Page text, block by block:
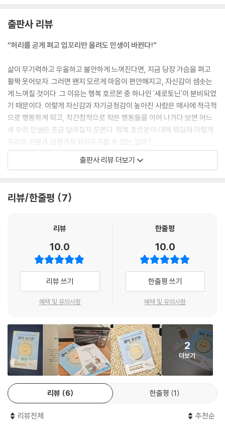
엔도르핀과 다른 행복 호르몬의 관계
Chapter 6
행복감에 영향을 주는
성·스트레스·수면 호르몬
우리 몸에서 다양한 기능을 조절하는 수많은 호르몬
대표적인 여성 호르몬, 에스트로겐
남성 호르몬이자 건강 호르몬, 테스토스테론
스트레스와 DHEA 호르몬
대표적인 항 스트레스 호르몬, 코르티솔
신체를 재정비해주는 성장 호르몬
Chapter 7
누구나 따라 할 수 있고 바로 행복감을 느낄 수 있는
PART 1. 행복감을 높이는 일상생활의 힌트
운동하는 습관이 행복감을 만든다
행복의 기술_ 운동 목표를 설정하라 / 중장년층에게는 가벼운 운동을 추
천! / 마음챙김으로 마음의 방황에서 벗어나자
행복의 기술_ 셀프 마사지(버터플라이 허그, 수딩 터치, 셀프 태핑, 포어헤
드 태핑)
구강 건강과 행복감
행복의 기술_ 행복감을 높이는 이 닦기
PART 2. 행복감이 높아지는 삶의 자세
당신에게 일은 스트레스인가요?
감사의 마음은 사람을 움직인다
기분이 온화해진다. 기운이 충만해진다. 낙관적인 마음을 갖게 된다. 사람
들과의 유대감이 깊어진다. 집중력이 높아진다. 의욕이 생겨난다. 리더십
--- p.20
여행은 도파민을 샘솟게 하는 최고의 수단입니다. 특히 가고 싶은 목적지
를 직접 정하고 그곳에 가기 위해 자유롭게 계획을 짜는 자유여행을 추천
합니다.
어디로 떠나야 할지 모르겠다면, 일단은 자신이 좋아하는 일을 경험할 수
있는 행사가 열리는 곳이나 좋아하는 음식을 먹을 수 있는 곳 등을 목적지
로 삼아봅시다. 그리고 열차, 비행기 또는 배를 타보는 등 그곳에 가는 과정
단, 도파민은 처음에 목표를 달성했을 때 최대한으로 분비된다는 점을 기
립니다. 그러니 ‘처음’을 한껏 즐기세요.
특히 라벤더 오일의 옥시토신 분비 촉진 효과가 크다는 것은 과학적으로도
입증되었습니다. 라벤더 향이 옥시토신과 상호작용하여 나타나는 여러 긍
정적인 효과에 대한 연구 결과들이 계속해서 발표되고 있습니다.
예를 들어 라벤더 향기를 20분 동안 맡게 하면 우울감이나 불안감이 현저
하게 저하된다고 합니다. 이 또한 옥시토신 분비가 촉진된 효과로 보입니
다. 앞서 언급한 것처럼 옥시토신이 분비되면 세로토닌 신경도 활성화되어
뇌 안의 세로토닌이 늘어나기 때문입니다.
세로토닌은 앞서 이야기했던 것처럼 우울증과 관련 있는 신경전달물질로,
부족 시 우울증이나 불안의 원인이 되기도 합니다.
그런데 항중력근과 세로토닌의 작용에 관한 흥미로운 사실이 하나 있습니
다. 항중력근을 자극하면 반대로 세로토닌이 분비된다는 것입니다. 쥐를
이용한 동물 실험에서 항중력근에 관여하는 뇌의 부위에 전기 자극을 가하
면 뇌 안의 세로토닌 신경이 발화한다는 사실이 밝혀졌죠. 이는 결과적으
로 자세를 바르게 하면, 뇌내 세로토닌의 발화가 촉진되어 우울한 기분이
출판사 리뷰
“허리를 곧게 펴고 입꼬리만 올려도 인생이 바뀐다!”
삶이 무기력하고 우울하고 불안하게 느껴진다면, 지금 당장 가슴을 펴고
활짝 웃어보자. 그러면 왠지 모르게 마음이 편안해지고, 자신감이 샘솟는
게 느껴질 것이다. 그 이유는 행복 호르몬 중 하나인 '세로토닌'이 분비되었
기 때문이다. 이렇게 자신감과 자기긍정감이 높아진 사람은 매사에 적극적
으로 행동하게 되고, 직간접적으로 작은 행동들을 이어 나가다 보면 어느
새 우리 인생은 조금 달라질지 모른다. 행복 호르몬이 대체 뭐길래 이렇게
우리의 기분과 감정까지 좌지우지할 수 있는 걸까?
몸과 마음의 균형을 조절하는 행복 호르몬
호르몬이 바로 ‘행복 호르몬‘이다. 이 호르몬은 각기 다른 역할을 맡아서 우
게 연관되어 있으므로 새로운 일에 도전하기 위한 의욕을 낳는 원동력이
뢰, 친밀감을 촉진시키는 작용을 하며, 세로토닌은 기분을 안정시켜주거
나 수면의 질을 향상시켜주고 스트레스를 완화시켜 긍정적인 마음을 길러
준다. 엔도르핀은 몸과 마음의 고통을 완화해주고 심신의 상태를 ‘가장 바
람직한 상태'로 조정해준다.
엔도르핀이 분비되면 기분이 온화해질 뿐만 아니라 낙관적이며 기운이 충
만해지고, 상대방과 유대감이 깊어지고, 집중력이 높아지며, 의욕이 생겨
나고, 리더십 스킬이 몸에 배면서 업무에 대한 자신감이 생겨나기 때문이
다. 따라서 이 호르몬들의 작용을 이해하고 그 활성도를 촉진시키는 방법
을 이해하는 것은 행복한 인생은 물론이고 성공적인 삶을 사는 데 있어서
도 매우 중요하다 할 수 있다. 그렇다면 행복 호르몬을 더 많이, 균형적으로
분비시키려면 어떻게 해야 할까?
“누구나 일상의 작은 변화로 행복감을 느낄 수 있다!”
출판사 리뷰 더보기
리뷰/한줄평 7
리뷰
10.0
리뷰 쓰기
혜택 및 유의사항
한줄평
10.0
한줄평 쓰기
혜택 및 유의사항
2
더보기
리뷰 6 한줄평 1
리뷰전체 추천순